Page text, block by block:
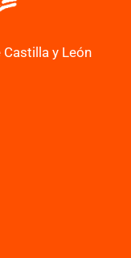
y León